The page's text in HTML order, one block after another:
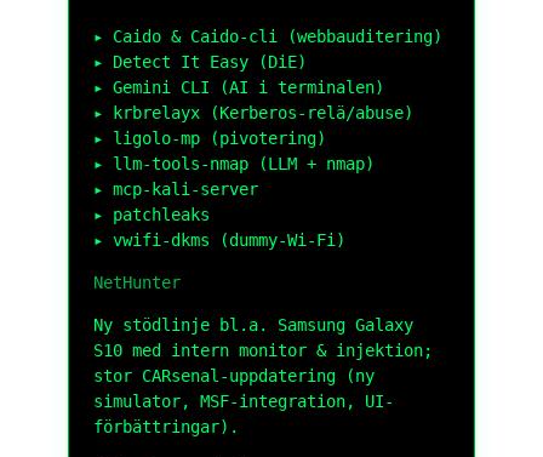
Caido & Caido-cli (webbauditering)
Detect It Easy (DiE)
Gemini CLI (AI i terminalen)
krbrelayx (Kerberos-relä/abuse)
ligolo-mp (pivotering)
llm-tools-nmap (LLM + nmap)
mcp-kali-server
patchleaks
vwifi-dkms (dummy-Wi-Fi)
NetHunter
Ny stödlinje bl.a. Samsung Galaxy
S10 med intern monitor & injektion;
stor CARsenal-uppdatering (ny
simulator, MSF-integration, UI-
förbättringar).